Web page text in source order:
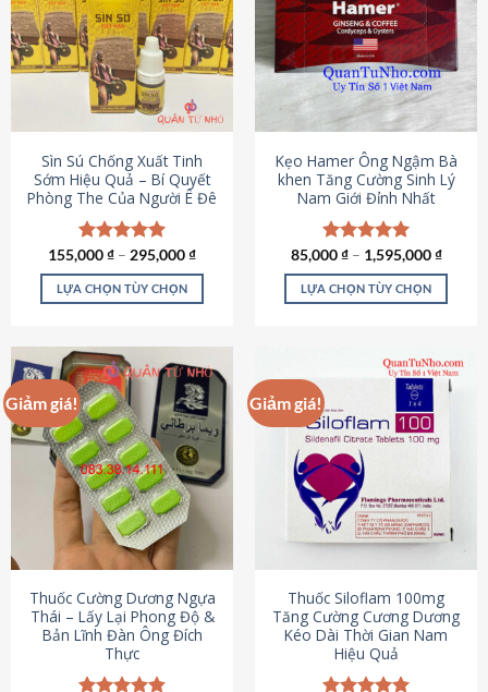
thể.
Các
tùy
chọn
có
thể
được
chọn
trên
trang
sản
phẩm
Sìn Sú Chống Xuất Tinh
Sớm Hiệu Quả – Bí Quyết
Phòng The Của Người Ê Đê
Được xếp
hạng4.95
5 sao
155,000₫ – 295,000₫
LỰA CHỌN TÙY CHỌN
này
có
nhiều
biến
thể.
Các
tùy
chọn
có
thể
chọn
trên
trang
sản
Kẹo Hamer Ông Ngậm Bà
khen Tăng Cường Sinh Lý
Nam Giới Đỉnh Nhất
Được xếp
hạng5.00
5 sao
85,000₫– 1,595,000₫
LỰA CHỌN TÙY CHỌN
này
nhiều
biến
tùy
chọn
có
được
chọn
trên
trang
sản
Giảm giá!
Thuốc Cường Dương Ngựa
Thái – Lấy Lại Phong Độ &
Bản Lĩnh Đàn Ông Đích
Thực
Giảm giá!
Thuốc Siloflam 100mg
Tăng Cường Cương Dương
Kéo Dài Thời Gian Nam
Hiệu Quả